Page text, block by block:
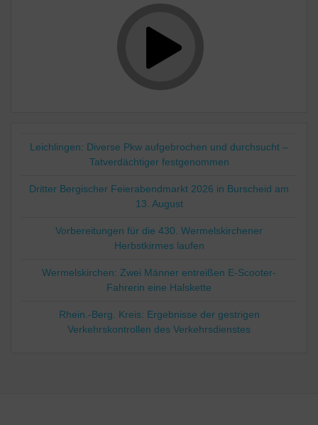
Leichlingen: Diverse Pkw aufgebrochen und durchsucht –
Tatverdächtiger festgenommen
Dritter Bergischer Feierabendmarkt 2026 in Burscheid am
13. August
Vorbereitungen für die 430. Wermelskirchener
Herbstkirmes laufen
Wermelskirchen: Zwei Männer entreißen E-Scooter-
Fahrerin eine Halskette
Rhein.-Berg. Kreis: Ergebnisse der gestrigen
Verkehrskontrollen des Verkehrsdienstes